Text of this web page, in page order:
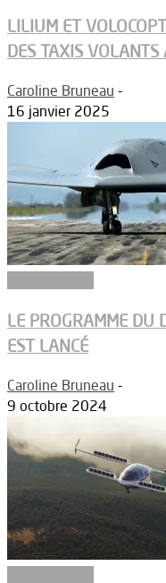
LILIUM ET
DES TAXIS
Caroline Bruneau -
16 janvier 2025
LE PROGRAMME DU
EST LANCÉ
Caroline Bruneau -
9 octobre 2024